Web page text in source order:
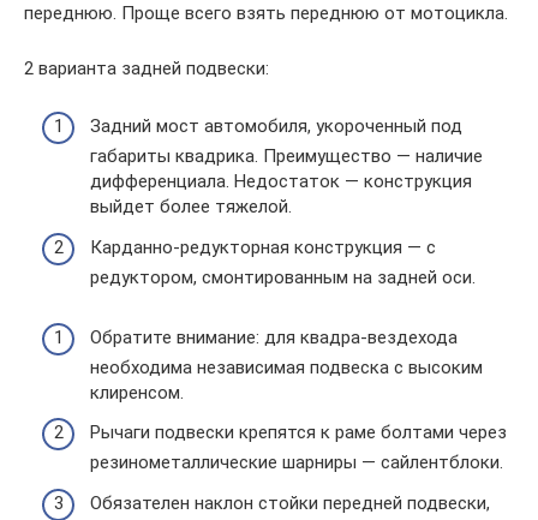
переднюю. Проще всего взять переднюю от мотоцикла.
2 варианта задней подвески:
Задний мост автомобиля, укороченный под
габариты квадрика. Преимущество — наличие
дифференциала. Недостаток — конструкция
выйдет более тяжелой.
Карданно-редукторная конструкция — с
редуктором, смонтированным на задней оси.
Обратите внимание: для квадра-вездехода
необходима независимая подвеска с высоким
клиренсом.
Рычаги подвески крепятся к раме болтами через
резинометаллические шарниры — сайлентблоки.
Обязателен наклон стойки передней подвески,